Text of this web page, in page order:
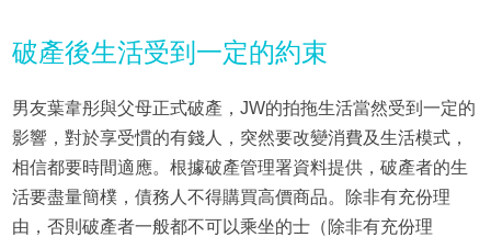
破產後生活受到一定的約束
男友葉韋彤與父母正式破產，JW的拍拖生活當然受到一定的
影響，對於享受慣的有錢人，突然要改變消費及生活模式，
相信都要時間適應。根據破產管理署資料提供，破產者的生
活要盡量簡樸，債務人不得購買高價商品。除非有充份理
由，否則破產者一般都不可以乘坐的士（除非有充份理